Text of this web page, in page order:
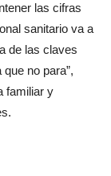
las cifras
sanitario va a
de las claves
no para”,
familiar y